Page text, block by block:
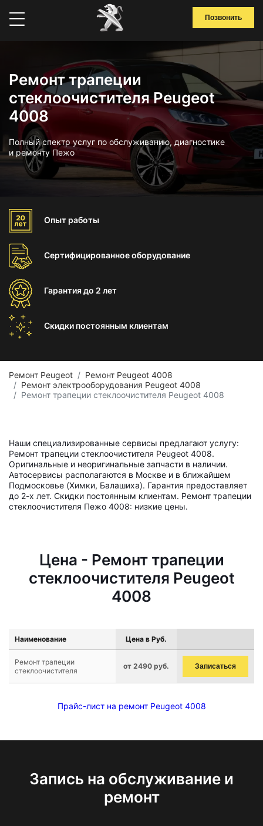
Позвонить
Ремонт трапеции
стеклоочистителя Peugeot
4008
Полный спектр услуг по обслуживанию, диагностике
и ремонту Пежо
Опыт работы
Сертифицированноеоборудование
Гарантиядо 2 лет
Скидки постоянным клиентам
Ремонт Peugeot
Ремонт Peugeot 4008
Ремонт электрооборудования Peugeot 4008
Ремонт трапеции стеклоочистителя Peugeot 4008
Наши специализированные сервисы предлагают услугу:
Ремонт трапеции стеклоочистителя Peugeot 4008.
Оригинальные и неоригинальные запчасти в наличии.
Автосервисы располагаются в Москве и в ближайшем
Подмосковье (Химки, Балашиха). Гарантия предоставляет
до 2-х лет. Скидки постоянным клиентам. Ремонт трапеции
стеклоочистителя Пежо 4008: низкие цены.
Цена - Ремонт трапеции
стеклоочистителя Peugeot
4008
Наименование Цена в Руб.
Ремонт трапеции
стеклоочистителя
от 2490 руб. Записаться
Прайс-лист на ремонт Peugeot 4008
Запись на обслуживание и
ремонт